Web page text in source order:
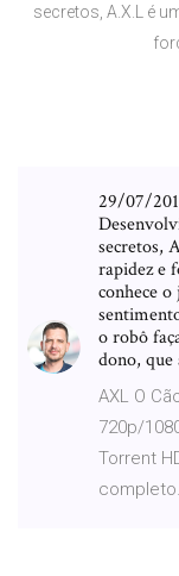
secretos, A.X.L é
29/07/
secretos,
rapidez e
conhece
o robô
dono,
AXL O
720p/
Torrent
completo.